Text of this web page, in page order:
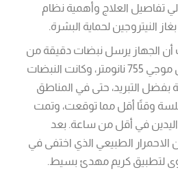
تفاصيل العلاج وأهمية نظام
النيتروجين لحماية البشرة.
الجهاز يرسل نبضات دقيقة من
أشعة الكسندريت بطول موجي 755 نانومتر، وكانت النبضات
بفضل التبريد، حتى في المناطق
وقتًا أقل مما توقعت، وتمت
في أقل من ساعة. بعد
الطبيعي الذي اختفى في
سوى لتطبيق كريم مهدئ بسيط.